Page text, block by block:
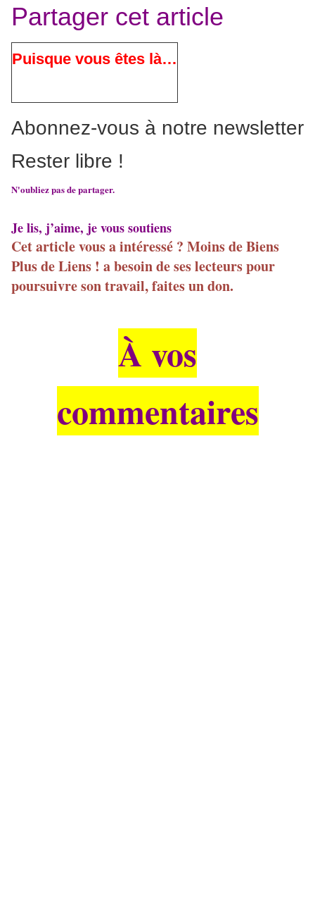
Partager cet article
Puisque vous êtes là…
Abonnez-vous à notre newsletter
Rester libre !
N'oubliez pas de partager.
Je lis, j’aime, je vous soutiens
Cet article vous a intéressé ? Moins de Biens
Plus de Liens ! a besoin de ses lecteurs pour
poursuivre son travail, faites un don.
À vos
commentaires